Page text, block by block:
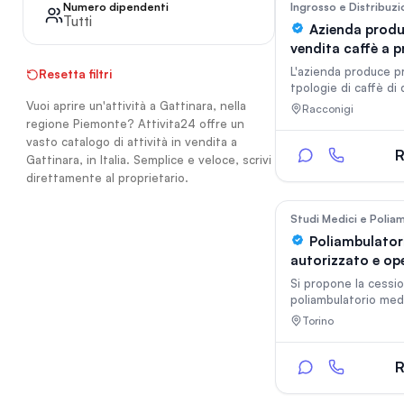
Numero dipendenti
Tutti
Resetta filtri
Vuoi aprire un'attività a Gattinara, nella
regione Piemonte? Attivita24 offre un
vasto catalogo di attività in vendita a
Gattinara, in Italia. Semplice e veloce, scrivi
direttamente al proprietario.
moderni. La
organizzazione degli
interni garantisce
dinamica,
servizio e standard
Completa la
accogliente spazio
offrire consumo sul
Ingrosso e
Azienda
vendita caffè a
marchio
L'azienda produce
tpologie di caffè di
grani, macinati, in
vario tipo, anche in
prodotto. Ha un
mercato. Sta
l'export. L'azienda
di passaggio
non ha eredi in
per cui ricerca
acquirenti per
lavoro intrapreso.
Racconigi
Studi Medici e
autorizzato e
vendita – Torino
Si propone la
poliambulatorio
specialistico
raggiungibile e ben
completamente
Torino